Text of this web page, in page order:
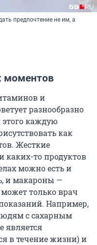
предпочтение не им, а
моментов
и
разнообразно
каждую
как
Жесткие
каких-то продуктов
можно есть и
и макароны —
только врач
Например,
с сахарным
является
в течение жизни) и